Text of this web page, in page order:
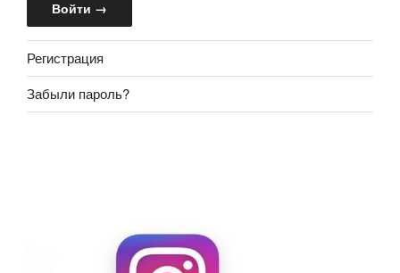
Регистрация
Забыли пароль?